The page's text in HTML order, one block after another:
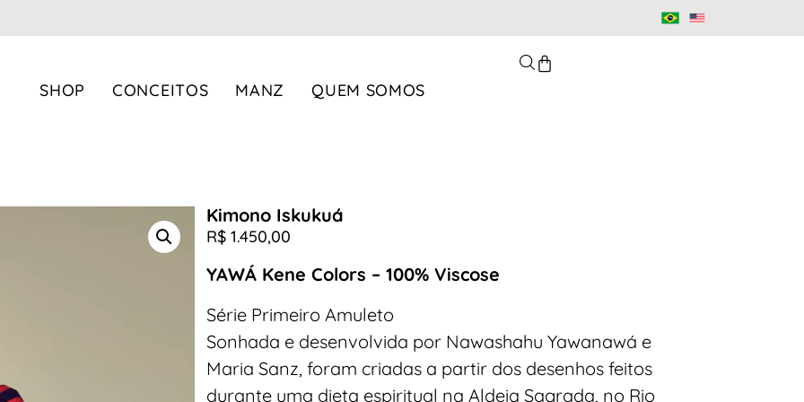
SHOP
Garden
Life
Yawá Colors
Oils
Manz
CONCEITOS MANZ QUEM SOMOS
Kimono Iskukuá
R$ 1.450,00
YAWÁ Kene Colors – 100% Viscose
Série Primeiro Amuleto
Sonhada e desenvolvida por Nawashahu Yawanawá e
Maria Sanz, foram criadas a partir dos desenhos feitos
durante uma dieta espiritual na Aldeia Sagrada, no Rio